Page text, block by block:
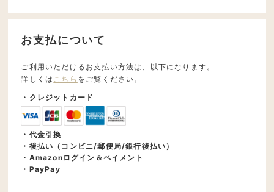
お支払について
ご利用いただけるお支払い方法は、以下になります。
詳しくは こちら をご覧ください。
・クレジットカード
・代金引換
・後払い（コンビニ/郵便局/銀行後払い）
・Amazonログイン＆ペイメント
・PayPay